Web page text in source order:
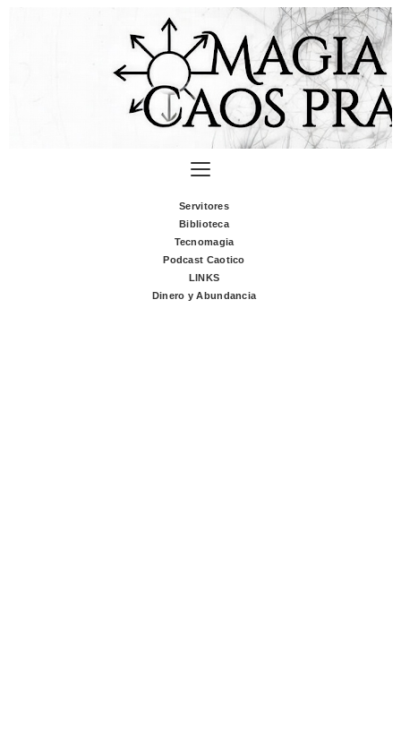
Servitores
Biblioteca
Tecnomagia
Podcast Caotico
LINKS
Dinero y Abundancia